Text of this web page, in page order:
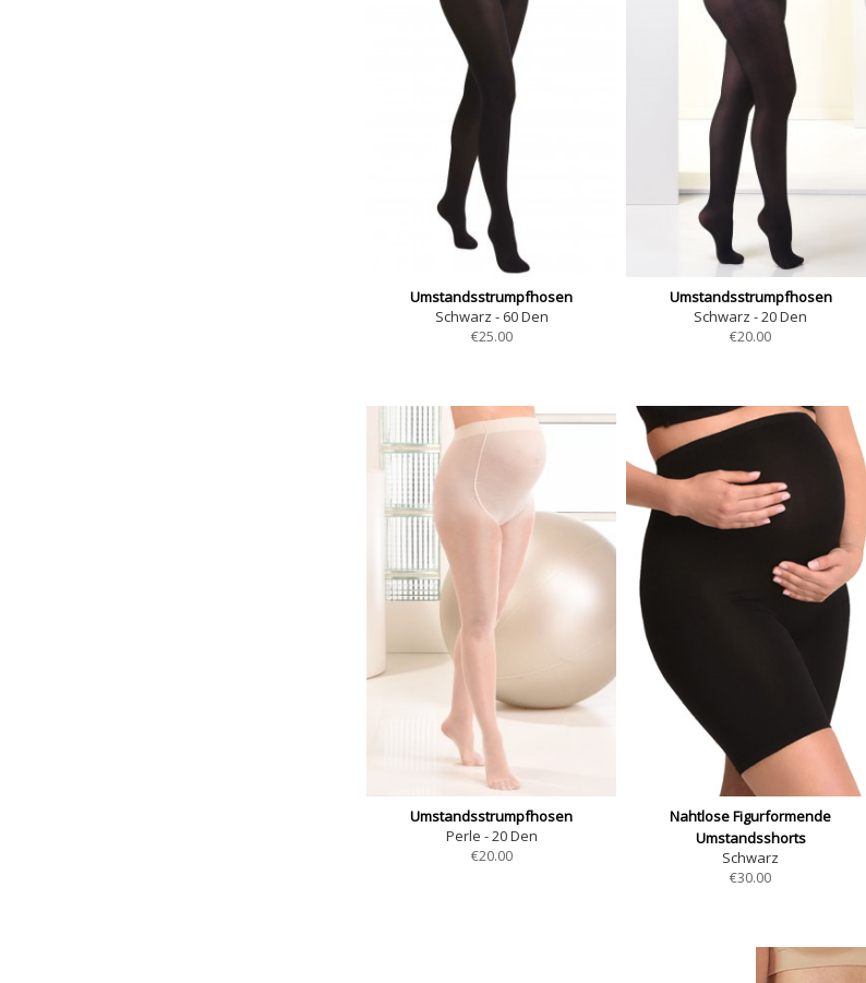
Umstandsstrumpfhosen
Schwarz - 60 Den
€25.00
Umstandsstrumpfhosen
Schwarz - 20 Den
€20.00
Umstandsstrumpfhosen
Perle - 20 Den
€20.00
Nahtlose Figurformende
Umstandsshorts
Schwarz
€30.00